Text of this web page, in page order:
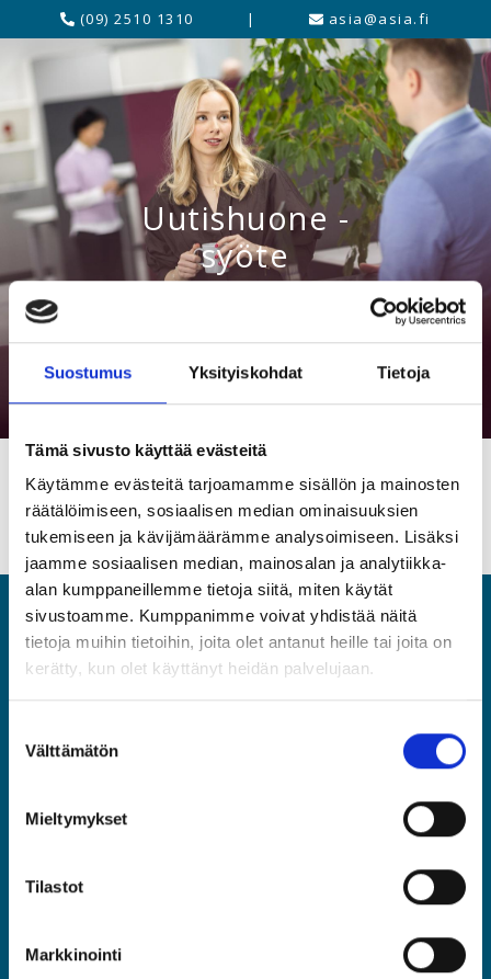
Suostumus Yksityiskohdat Tietoja
Tämä sivusto käyttää evästeitä
Käytämme evästeitä tarjoamamme sisällön ja mainosten
räätälöimiseen, sosiaalisen median ominaisuuksien
tukemiseen ja kävijämäärämme analysoimiseen. Lisäksi
jaamme sosiaalisen median, mainosalan ja analytiikka-
alan kumppaneillemme tietoja siitä, miten käytät
sivustoamme. Kumppanimme voivat yhdistää näitä
tietoja muihin tietoihin, joita olet antanut heille tai joita on
kerätty, kun olet käyttänyt heidän palvelujaan.
valinta
Välttämätön
Mieltymykset
Tilastot
Markkinointi
(09) 2510 1310 | asia@asia.fi
Uutishuone -
syöte
ASIA
Asiantuntijat ja Esihenkilöt ASIA ry
(09) 2510 1310